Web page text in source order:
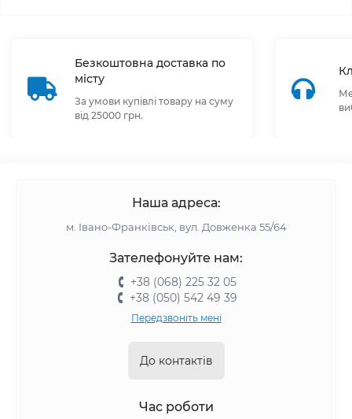
Безкоштовна доставка по
місту
За умови купівлі товару на суму
від 25000 грн.
Наша адреса:
м. Івано-Франківськ, вул. Довженка 55/64
Зателефонуйте нам:
+38 (068) 225 32 05
+38 (050) 542 49 39
Передзвоніть мені
До контактів
Час роботи